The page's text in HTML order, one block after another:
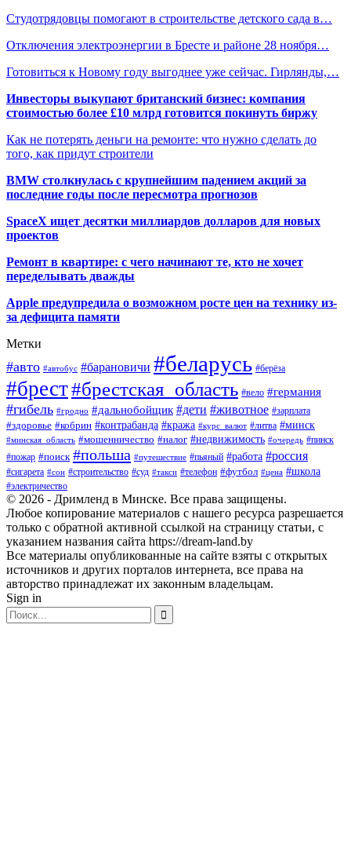
Студотрядовцы помогают в строительстве детского сада в…
Отключения электроэнергии в Бресте и районе 28 ноября…
Готовиться к Новому году выгоднее уже сейчас. Гирлянды,…
Инвесторы выкупают британский бизнес: компания
стоимостью более £10 млрд готовится покинуть биржу
Как не потерять деньги на ремонте: что нужно сделать до
того, как придут строители
BMW столкнулась с крупнейшим падением акций за
последние годы после пересмотра прогнозов
SpaceX ищет десятки миллиардов долларов для новых
проектов
Ремонт в квартире: с чего начинают те, кто не хочет
переделывать дважды
Apple предупредила о возможном росте цен на технику из-
за дефицита памяти
Метки
#авто #автобус #барановичи #беларусь #берёза
#брест#брестская_область #вело #германия
#гибель #гродно #дальнобойщик #дети #животное #зарплата
#здоровье #кобрин #контрабанда #кража #курс_валют #литва #минск
#минская_область #мошенничество #налог #недвижимость #очередь #пинск
#пожар #поиск #польша #путешествие #пьяный #работа #россия
#сигарета #сон #строительство #суд #такси #телефон #футбол #цена #школа
#электричество
© 2026 - Дримленд в Минске. Все права защищены.
Любое копирование материалов с нашего ресурса разрешается
только с обратной активной ссылкой на страницу статьи, с
указанием названия сайта https://dream-land.by
Все материалы опубликованные на сайте взяты с открытых
источников и других порталов интернета, все права на
авторство принадлежат их законным владельцам.
Sign in